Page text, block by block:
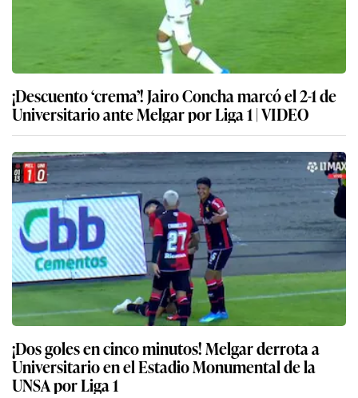
¡Descuento ‘crema’! Jairo Concha marcó el 2-1 de
Universitario ante Melgar por Liga 1 | VIDEO
¡Dos goles en cinco minutos! Melgar derrota a
Universitario en el Estadio Monumental de la
UNSA por Liga 1